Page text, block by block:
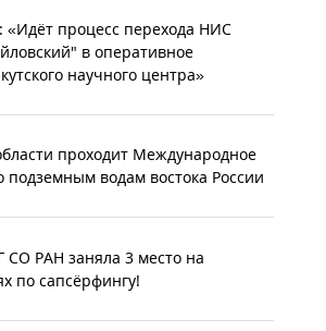
«Идёт процесс перехода НИС
в оперативное
научного центра»
проходит Международное
водам востока России
СО РАН заняла 3 место на
по сапсёрфингу!